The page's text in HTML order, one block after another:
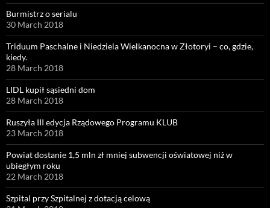
Burmistrz o serialu
30 March 2018
Triduum Paschalne i Niedziela Wielkanocna w Złotoryi – co, gdzie,
kiedy.
28 March 2018
LIDL kupił sąsiedni dom
28 March 2018
Ruszyła III edycja Rządowego Programu KLUB
23 March 2018
Powiat dostanie 1,5 mln zł mniej subwencji oświatowej niż w
ubiegłym roku
22 March 2018
Szpital przy Szpitalnej z dotacją celową